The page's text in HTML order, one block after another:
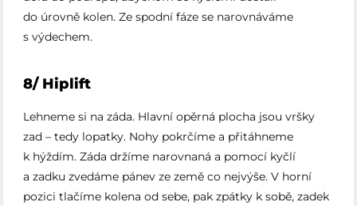
do úrovně kolen. Ze spodní fáze se narovnáváme
s výdechem.
8/ Hiplift
Lehneme si na záda. Hlavní opěrná plocha jsou vršky
zad – tedy lopatky. Nohy pokrčíme a přitáhneme
k hýždím. Záda držíme narovnaná a pomocí kyčlí
a zadku zvedáme pánev ze země co nejvýše. V horní
pozici tlačíme kolena od sebe, pak zpátky k sobě, zadek